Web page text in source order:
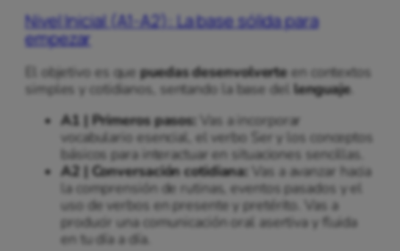
Nivel Inicial (A1-A2): La base sólida para
empezar
El objetivo es quepuedas desenvolverte en contextos
simples y cotidianos, sentando la base del lenguaje.
A1 | Primeros pasos: Vas a incorporar
vocabulario esencial, el verbo Ser y los conceptos
básicos para interactuar en situaciones sencillas.
A2 | Conversación cotidiana: Vas a avanzar hacia
la comprensión de rutinas, eventos pasados y el
uso de verbos en presente y pretérito. Vas a
producir una comunicación oral asertiva y fluida
en tu día a día.